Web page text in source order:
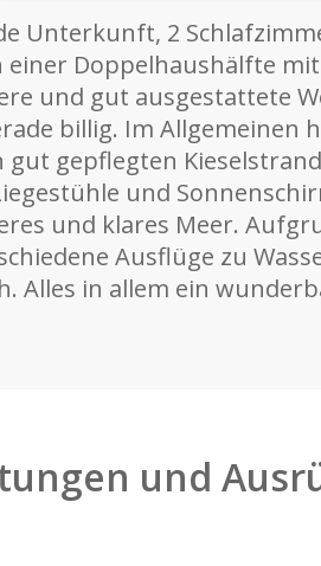
Unterkunft, 2
einer Doppelhaushälfte
und gut ausgestattete
billig. Im Allgemeinen
gut gepflegten
und
und klares Meer.
Ausflüge zu
Alles in allem ein
und